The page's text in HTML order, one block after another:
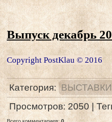
Выпуск декабрь
Copyright PostKlau © 2016
Категория: ВЫСТАВКИ
Просмотров: 2050 |